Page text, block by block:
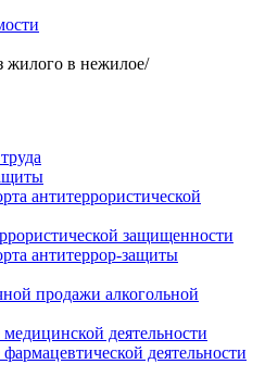
жилого в нежилое/
антитеррористической
защищенности
антитеррор-защиты
продажи алкогольной
деятельности
деятельности